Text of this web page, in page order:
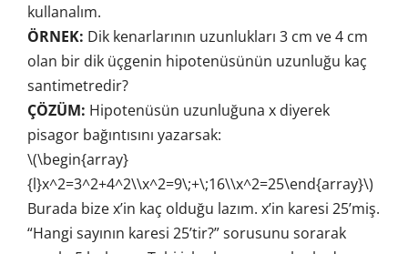
kullanalım.
ÖRNEK: Dik kenarlarının uzunlukları 3 cm ve 4 cm
olan bir dik üçgenin hipotenüsünün uzunluğu kaç
santimetredir?
ÇÖZÜM: Hipotenüsün uzunluğuna x diyerek
pisagor bağıntısını yazarsak:
\(\begin{array}
{l}x^2=3^2+4^2\\x^2=9\;+\;16\\x^2=25\end{array}\)
Burada bize x’in kaç olduğu lazım. x’in karesi 25’miş.
“Hangi sayının karesi 25’tir?” sorusunu sorarak